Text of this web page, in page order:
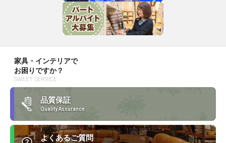
家具・インテリアで
お困りですか？
SWEET SERVICE
品質保証
Quality Assurance
よくあるご質問